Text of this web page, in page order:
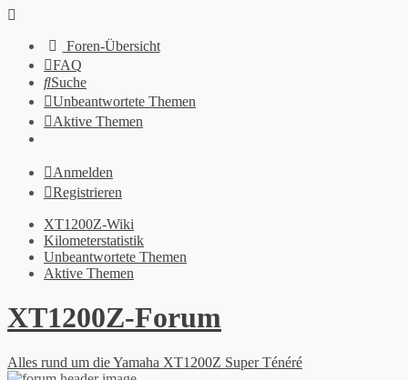
Foren-Übersicht
FAQ
Suche
Unbeantwortete Themen
Aktive Themen
Anmelden
Registrieren
XT1200Z-Wiki
Kilometerstatistik
Unbeantwortete Themen
Aktive Themen
XT1200Z-Forum
Alles rund um die Yamaha XT1200Z Super Ténéré